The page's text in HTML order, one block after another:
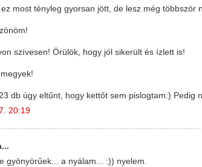
ez most tényleg gyorsan jött, de lesz még többször
szívesen! Örülök, hogy jól sikerült és ízlett is!
db úgy eltűnt, hogy kettőt sem pislogtam:) Pedig
20:19
gyönyörűek... a nyálam... :)) nyelem.